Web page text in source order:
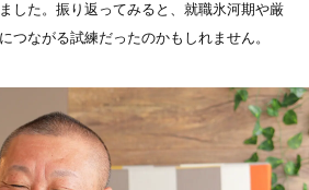
した。振り返ってみると、就職氷河期や厳
つながる試練だったのかもしれません。